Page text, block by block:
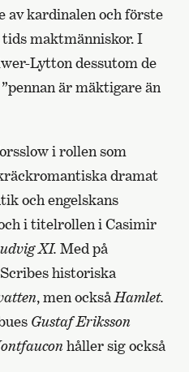
kardinalen och förste
maktmänniskor. I
Lytton dessutom de
är mäktigare än
i rollen som
dramat
och engelskans
i titelrollen i Casimir
XI. Med på
historiska
, men ocksåHamlet.
Gustaf Eriksson
håller sig också